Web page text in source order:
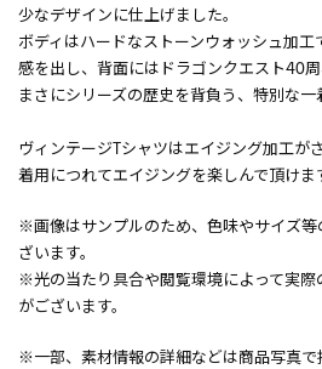
少なデザインに仕上げました。
ボディはハードなストーンウォッシュ加
感を出し、背面にはドラゴンクエスト40周
まさにシリーズの歴史を背負う、特別な一
ヴィンテージTシャツはエイジング加工が
着用につれてエイジングを楽しんで頂けま
※画像はサンプルのため、色味やサイズ
ざいます。
※光の当たり具合や閲覧環境によって実
がございます。
※一部、素材情報の詳細などは商品写真